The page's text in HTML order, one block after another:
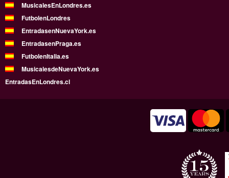
MusicalesEnLondres.es
FutbolenLondres
EntradasenNuevaYork.es
EntradasenPraga.es
FutbolenItalia.es
MusicalesdeNuevaYork.es
EntradasEnLondres.cl